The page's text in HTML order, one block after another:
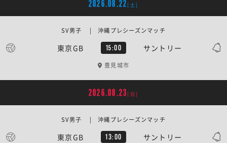
2026.08.22 [土]
東京GB 15:00 サントリー
SV男子 | 沖縄プレシーズンマッチ
豊見城市
2026.08.23 [日]
東京GB 13:00 サントリー
SV男子 | 沖縄プレシーズンマッチ